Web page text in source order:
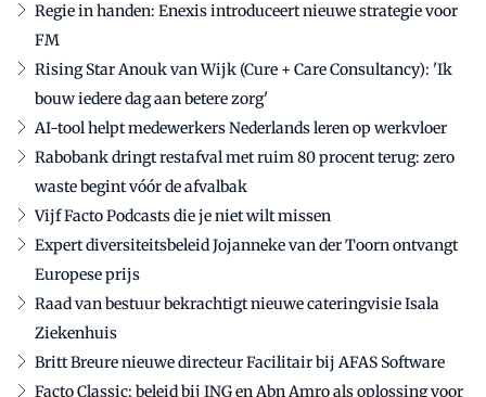
Regie in handen: Enexis introduceert nieuwe strategie voor
FM
Rising Star Anouk van Wijk (Cure + Care Consultancy): 'Ik
bouw iedere dag aan betere zorg'
AI-tool helpt medewerkers Nederlands leren op werkvloer
Rabobank dringt restafval met ruim 80 procent terug: zero
waste begint vóór de afvalbak
Vijf Facto Podcasts die je niet wilt missen
Expert diversiteitsbeleid Jojanneke van der Toorn ontvangt
Europese prijs
Raad van bestuur bekrachtigt nieuwe cateringvisie Isala
Ziekenhuis
Britt Breure nieuwe directeur Facilitair bij AFAS Software
Facto Classic: beleid bij ING en Abn Amro als oplossing voor